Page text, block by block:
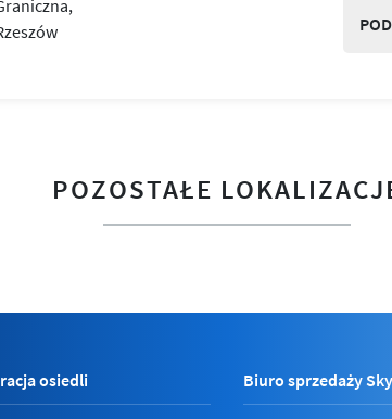
POZOSTAŁE
osiedli Biuro sprzedaży